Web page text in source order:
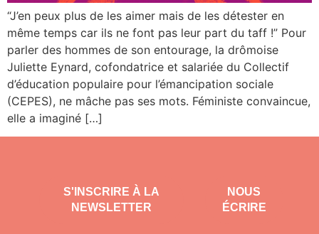
“J’en peux plus de les aimer mais de les détester en
même temps car ils ne font pas leur part du taff !” Pour
parler des hommes de son entourage, la drômoise
Juliette Eynard, cofondatrice et salariée du Collectif
d’éducation populaire pour l’émancipation sociale
(CEPES), ne mâche pas ses mots. Féministe convaincue,
elle a imaginé […]
S'INSCRIRE À LA
NEWSLETTER
NOUS
ÉCRIRE